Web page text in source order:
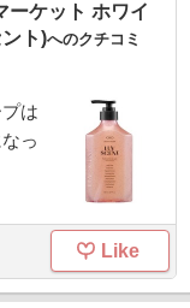
ーケット ホワイ
ト)へのクチコミ
は
っ
Like